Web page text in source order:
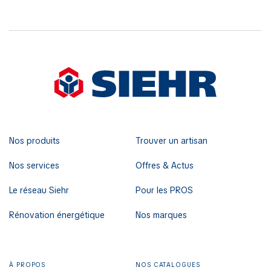
Nos produits
Nos services
Le réseau Siehr
Rénovation énergétique
Trouver un artisan
Offres & Actus
Pour les PROS
Nos marques
À PROPOS NOS CATALOGUES